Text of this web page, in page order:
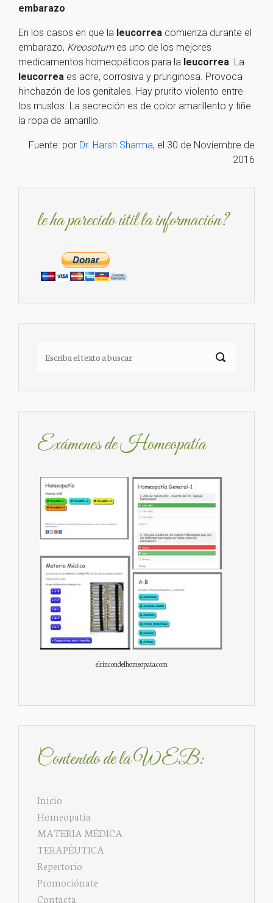
embarazo
En los casos en que la leucorrea comienza durante el
embarazo, Kreosotumes uno de los mejores
medicamentos homeopáticos para la leucorrea. La
leucorrea es acre, corrosiva y pruriginosa. Provoca
hinchazón de los genitales. Hay prurito violento entre
los muslos. La secreción es de color amarillento y tiñe
la ropa de amarillo.
Fuente: por Dr. Harsh Sharma, el 30 de Noviembre de
2016
le ha parecido útil la información?
Exámenes de Homeopatía
elrincondelhomeopata.com
Contenido de la WEB:
Inicio
Homeopatía
MATERIA MÉDICA
TERAPÉUTICA
Repertorio
Promociónate
Contacta